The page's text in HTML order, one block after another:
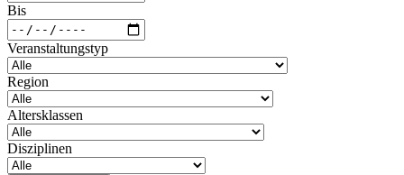
Bis
Veranstaltungstyp
Region
Altersklassen
Disziplinen